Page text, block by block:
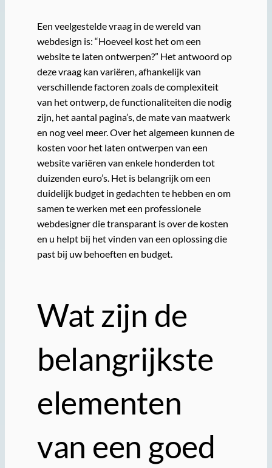
Een veelgestelde vraag in de wereld van
webdesign is: “Hoeveel kost het om een
website te laten ontwerpen?” Het antwoord op
deze vraag kan variëren, afhankelijk van
verschillende factoren zoals de complexiteit
van het ontwerp, de functionaliteiten die nodig
zijn, het aantal pagina’s, de mate van maatwerk
en nog veel meer. Over het algemeen kunnen de
kosten voor het laten ontwerpen van een
website variëren van enkele honderden tot
duizenden euro’s. Het is belangrijk om een
duidelijk budget in gedachten te hebben en om
samen te werken met een professionele
webdesigner die transparant is over de kosten
en u helpt bij het vinden van een oplossing die
past bij uw behoeften en budget.
Wat zijn de
belangrijkste
elementen
van een goed